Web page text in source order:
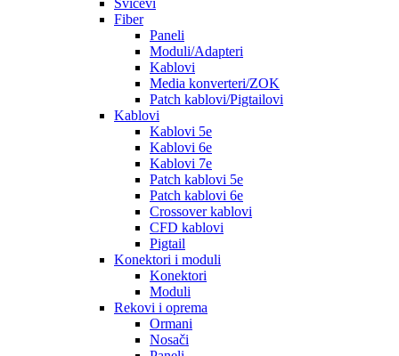
Svičevi
Fiber
Paneli
Moduli/Adapteri
Kablovi
Media konverteri/ZOK
Patch kablovi/Pigtailovi
Kablovi
Kablovi 5e
Kablovi 6e
Kablovi 7e
Patch kablovi 5e
Patch kablovi 6e
Crossover kablovi
CFD kablovi
Pigtail
Konektori i moduli
Konektori
Moduli
Rekovi i oprema
Ormani
Nosači